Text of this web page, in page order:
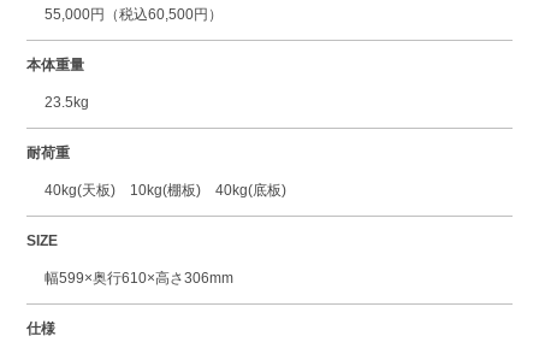
55,000円（税込60,500円）
本体重量
23.5kg
耐荷重
40kg(天板) 10kg(棚板) 40kg(底板)
SIZE
幅599×奥行610×高さ306mm
仕様